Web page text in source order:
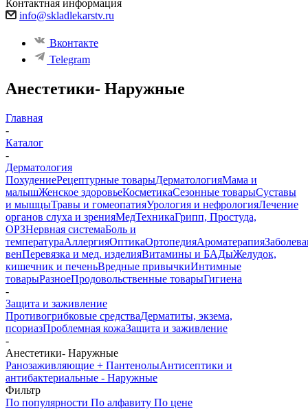
Контактная информация
info@skladlekarstv.ru
Вконтакте
Telegram
Анестетики- Наружные
Главная
-
Каталог
-
Дерматология
ПохудениеРецептурные товарыДерматологияМама и
малышЖенское здоровьеКосметикаСезонные товарыСуставы
и мышцыТравы и гомеопатияУрология и нефрологияЛечение
органов слуха и зренияМедТехникаГрипп, Простуда,
ОРЗНервная системаБоль и
температураАллергияОптикаОртопедияАроматерапия
венПеревязка и мед. изделияВитамины и БАДыЖелудок,
кишечник и печеньВредные привычкиИнтимные
товарыРазноеПродовольственные товарыГигиена
-
Защита и заживление
Противогрибковые средстваДерматиты, экзема,
псориазПроблемная кожаЗащита и заживление
-
Анестетики- Наружные
Ранозаживляющие + ПантенолыАнтисептики и
антибактериальные - Наружные
Фильтр
По популярности По алфавиту По цене